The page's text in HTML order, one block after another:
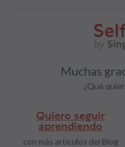
Muchas
¿Qué
Quiero seguir
aprendiendo
con más artículos del Blog